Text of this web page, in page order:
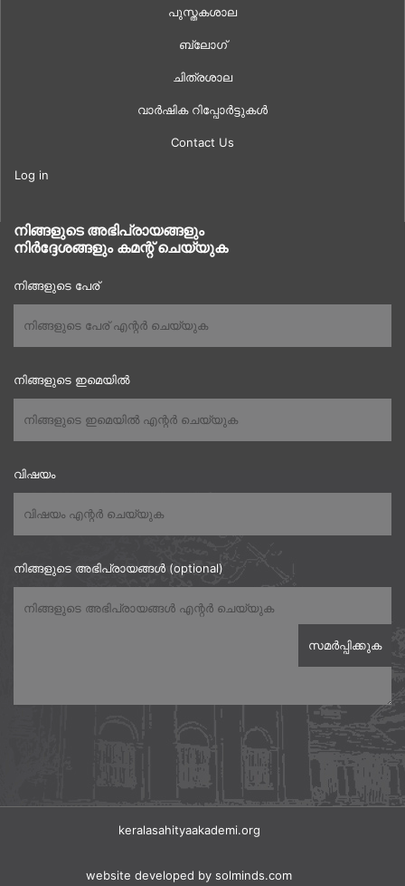
പുസ്തകശാല
ബ്ലോഗ്
ചിത്രശാല
വാർഷിക റിപ്പോർട്ടുകൾ
Contact Us
Log in
നിങ്ങളുടെ അഭിപ്രായങ്ങളും
നിർദ്ദേശങ്ങളും കമന്റ് ചെയ്യുക
നിങ്ങളുടെ പേര്
നിങ്ങളുടെ ഇമെയിൽ
വിഷയം
നിങ്ങളുടെ അഭിപ്രായങ്ങൾ (optional)
keralasahityaakademi.org
website developed by solminds.com